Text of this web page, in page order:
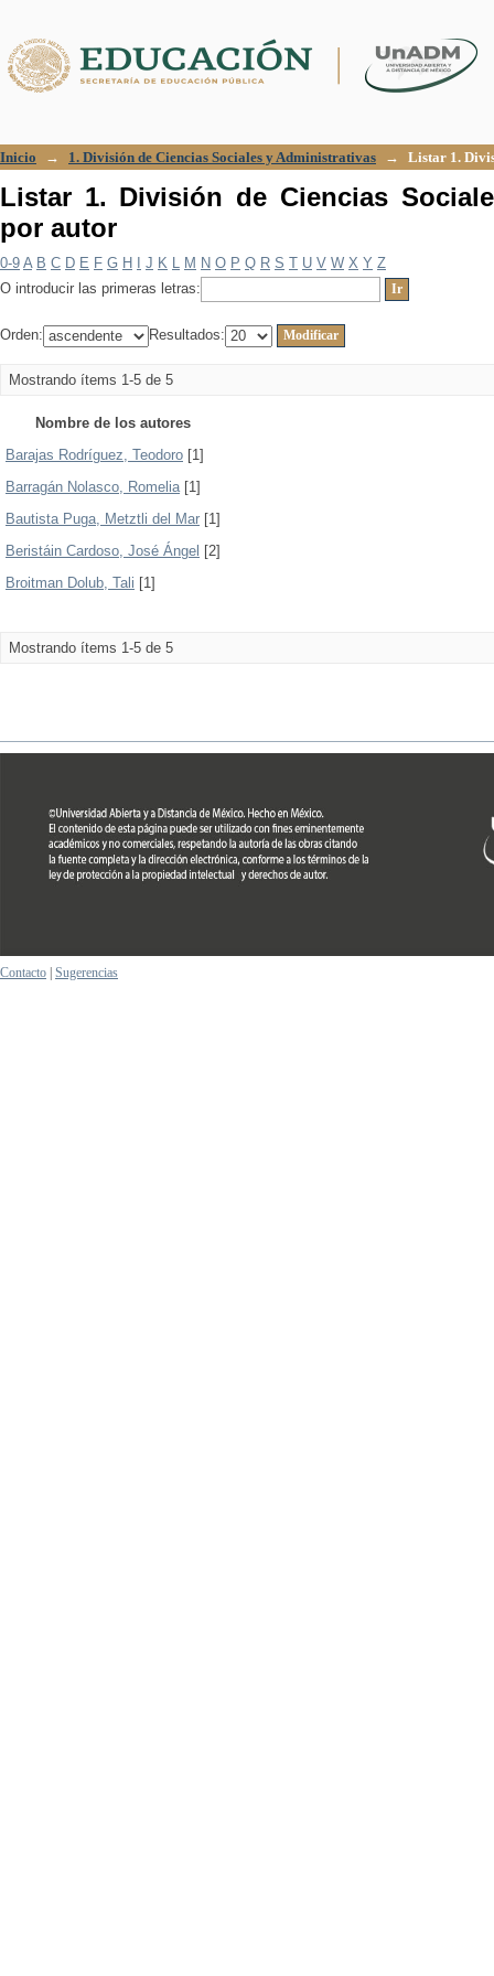
Inicio → 1. División de Ciencias Sociales y Administrativas → Listar 1.
Listar 1. División de Ciencias
por autor
0-9 A B C D E F G H J K L M N O P Q R S T U V W X Y Z
O introducir las primeras letras:
Orden: Resultados:
Mostrando ítems 1-5 de 5
Nombre de los autores
Barajas Rodríguez, Teodoro [1]
Barragán Nolasco, Romelia[1]
Bautista Puga, Metztli del Mar [1]
Beristáin Cardoso, José Ángel [2]
Broitman Dolub, Tali [1]
Mostrando ítems 1-5 de 5
Contacto Sugerencias